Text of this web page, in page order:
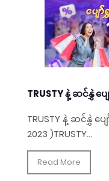
TRUSTY နဲ့ ဆင်နွှဲ ပျ
TRUSTY နဲ့ ဆင်နွှဲ ပျ
2023 )TRUSTY...
Read More